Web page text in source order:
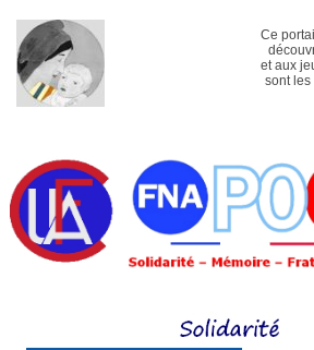
Ce
et aux
sont